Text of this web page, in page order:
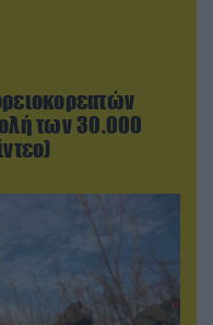
των 30.000